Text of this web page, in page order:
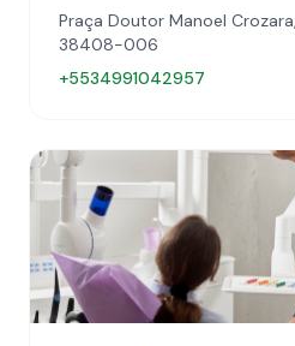
Praça Doutor Manoel
38408-006
+5534991042957